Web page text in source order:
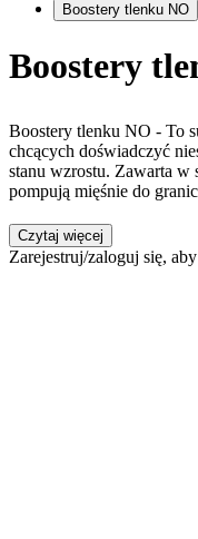
Boostery tlenku NO
Boostery
Boostery tlenku NO - To
chcących doświadczyć
stanu wzrostu. Zawarta w
pompują mięśnie do
Czytaj więcej
Zarejestruj/zaloguj się,